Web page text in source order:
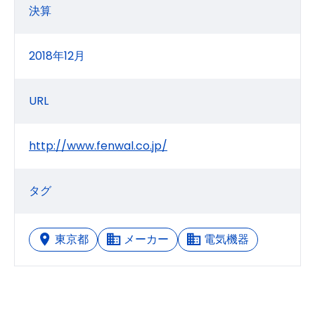
決算
2018年12月
URL
http://www.fenwal.co.jp/
タグ
東京都 メーカー 電気機器